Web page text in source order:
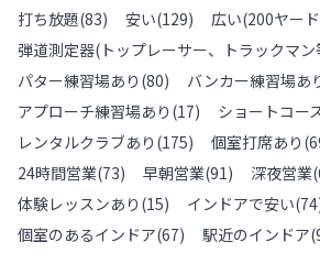
打ち放題(83) 安い(129) 広い(200ヤー
弾道測定器(トップレーサー、トラックマン
パター練習場あり (80) バンカー練習場あ
アプローチ練習場あり (17) ショートコー
レンタルクラブあり (175) 個室打席あり (
24時間営業(73) 早朝営業(91) 深夜営業(
体験レッスンあり (15) インドアで安い(74
個室のあるインドア(67) 駅近のインドア(